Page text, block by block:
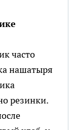
часто
нашатыря
резинки.